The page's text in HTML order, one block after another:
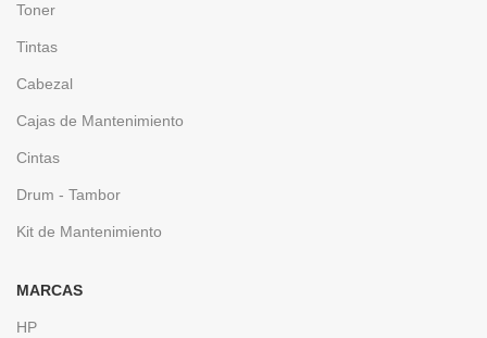
Toner
Tintas
Cabezal
Cajas de Mantenimiento
Cintas
Drum - Tambor
Kit de Mantenimiento
MARCAS
HP